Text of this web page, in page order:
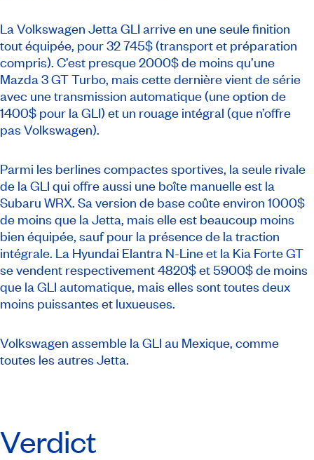
La Volkswagen Jetta GLI arrive en une seule finition
tout équipée, pour 32 745$ (transport et préparation
compris). C’est presque 2000$ de moins qu’une
Mazda 3 GT Turbo, mais cette dernière vient de série
avec une transmission automatique (une option de
1400$ pour la GLI) et un rouage intégral (que n’offre
pas Volkswagen).
Parmi les berlines compactes sportives, la seule rivale
de la GLI qui offre aussi une boîte manuelle est la
Subaru WRX. Sa version de base coûte environ 1000$
de moins que la Jetta, mais elle est beaucoup moins
bien équipée, sauf pour la présence de la traction
intégrale. La Hyundai Elantra N-Line et la Kia Forte GT
se vendent respectivement 4820$ et 5900$ de moins
que la GLI automatique, mais elles sont toutes deux
moins puissantes et luxueuses.
Volkswagen assemble la GLI au Mexique, comme
toutes les autres Jetta.
Verdict